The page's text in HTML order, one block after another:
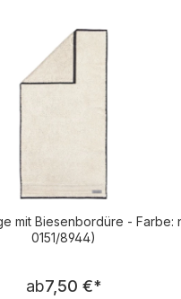
von 4.97 von 5
mit Biesenbordüre - Farbe:
0151/8944)
Regulärer Preis:
ab7,50 €*